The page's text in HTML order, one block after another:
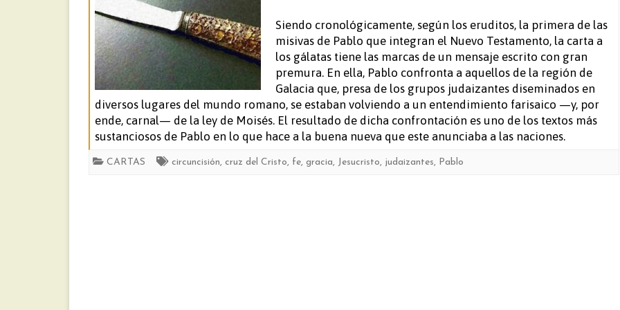
los
gálatas
Siendo cronológicamente, según los eruditos, la primera de las
misivas de Pablo que integran el Nuevo Testamento, la carta a
los gálatas tiene las marcas de un mensaje escrito con gran
premura. En ella, Pablo confronta a aquellos de la región de
Galacia que, presa de los grupos judaizantes diseminados en
diversos lugares del mundo romano, se estaban volviendo a un entendimiento farisaico —y, por
ende, carnal— de la ley de Moisés. El resultado de dicha confrontación es uno de los textos más
sustanciosos de Pablo en lo que hace a la buena nueva que este anunciaba a las naciones.
CARTAS circuncisión, cruz del Cristo, fe, gracia, Jesucristo, judaizantes, Pablo